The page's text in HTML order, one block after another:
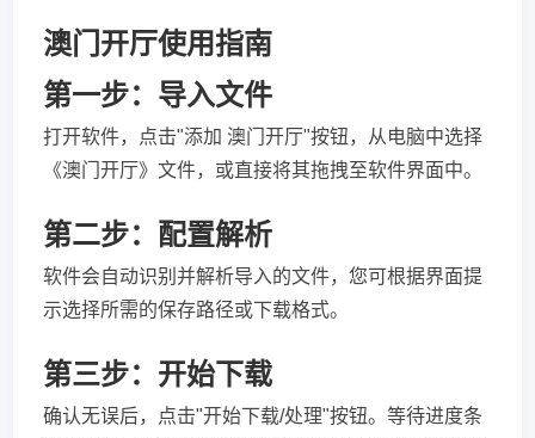
澳门开厅使用指南
第一步：导入文件
打开软件，点击"添加 澳门开厅"按钮，从电脑中选择
《澳门开厅》文件，或直接将其拖拽至软件界面中。
第二步：配置解析
软件会自动识别并解析导入的文件，您可根据界面提
示选择所需的保存路径或下载格式。
第三步：开始下载
确认无误后，点击"开始下载/处理"按钮。等待进度条